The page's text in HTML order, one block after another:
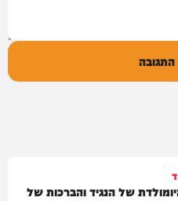
של הנגיד והברכות של